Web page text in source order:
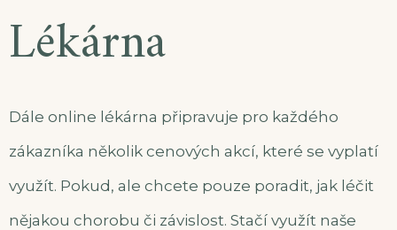
Lékárna
Dále online lékárna připravuje pro každého
zákazníka několik cenových akcí, které se vyplatí
využít. Pokud, ale chcete pouze poradit, jak léčit
nějakou chorobu či závislost. Stačí využít naše